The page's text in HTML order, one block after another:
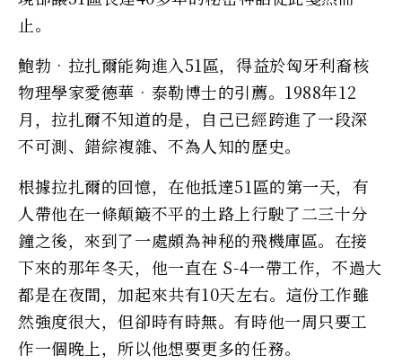
止。
鮑勃•拉扎爾能夠進入51區，得益於匈牙利裔核
物理學家愛德華•泰勒博士的引薦。1988年12
月，拉扎爾不知道的是，自己已經跨進了一段深
不可測、錯綜複雜、不為人知的歷史。
根據拉扎爾的回憶，在他抵達51區的第一天，有
人帶他在一條顛簸不平的土路上行駛了二三十分
鐘之後，來到了一處頗為神秘的飛機庫區。在接
下來的那年冬天，他一直在 S-4一帶工作，不過大
都是在夜間，加起來共有10天左右。這份工作雖
然強度很大，但卻時有時無。有時他一周只要工
作一個晚上，所以他想要更多的任務。